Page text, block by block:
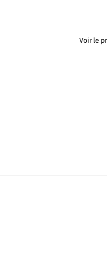
Voir le